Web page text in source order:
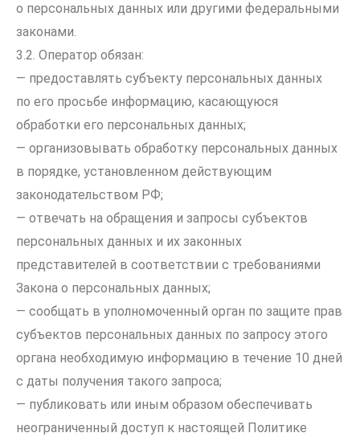
о персональных данных или другими федеральными
законами.
3.2. Оператор обязан:
— предоставлять субъекту персональных данных
по его просьбе информацию, касающуюся
обработки его персональных данных;
— организовывать обработку персональных данных
в порядке, установленном действующим
законодательством РФ;
— отвечать на обращения и запросы субъектов
персональных данных и их законных
представителей в соответствии с требованиями
Закона о персональных данных;
— сообщать в уполномоченный орган по защите прав
субъектов персональных данных по запросу этого
органа необходимую информацию в течение 10 дней
с даты получения такого запроса;
— публиковать или иным образом обеспечивать
неограниченный доступ к настоящей Политике